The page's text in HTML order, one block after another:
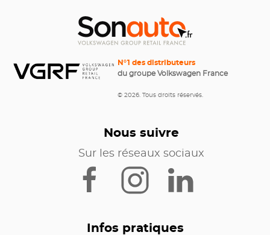
N°1 des distributeurs
du groupe Volkswagen France
© 2026. Tous droits réservés.
Nous suivre
Sur les réseaux sociaux
Infos pratiques